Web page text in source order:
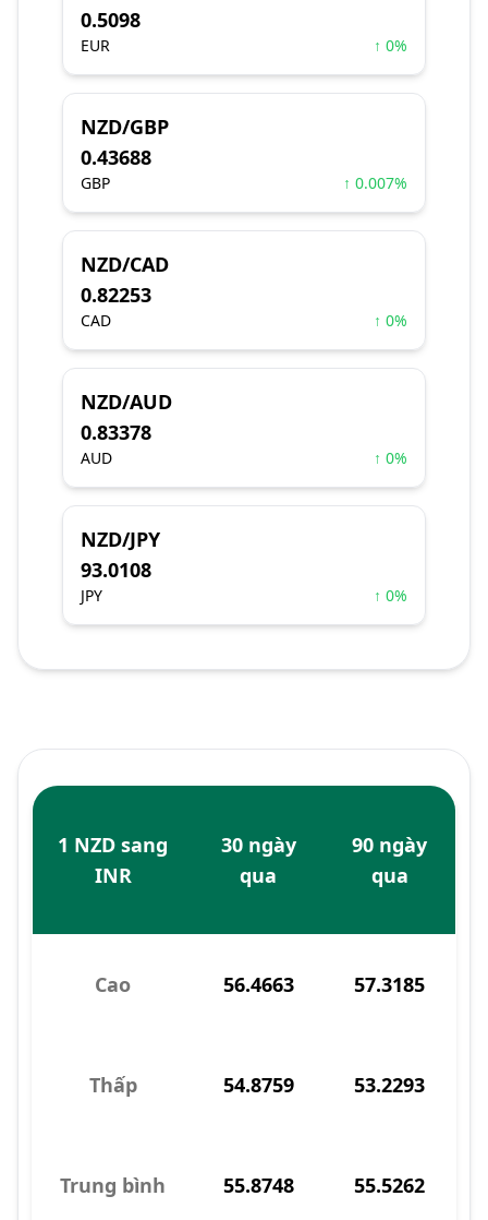
0.5098
EUR ↑ 0%
NZD/GBP
0.43688
GBP ↑ 0.007%
NZD/CAD
0.82253
CAD ↑ 0%
NZD/AUD
0.83378
AUD ↑ 0%
NZD/JPY
93.0108
JPY ↑ 0%
1 NZD sang
INR
30 ngày
qua
90 ngày
qua
Cao 56.4663 57.3185
Thấp 54.8759 53.2293
Trung bình 55.8748 55.5262